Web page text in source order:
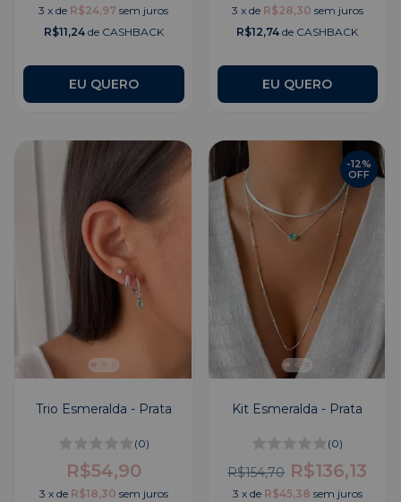
3 xde R$24,97 sem juros
R$11,24de CASHBACK
EU QUERO
3 x de R$28,30 sem juros
R$12,74 de CASHBACK
EU QUERO
Trio Esmeralda - Prata
(0)
R$54,90
3 x de R$18,30 sem juros
Kit Esmeralda - Prata
(0)
R$154,70 R$136,13
-12%
OFF
3 x de R$45,38 sem juros